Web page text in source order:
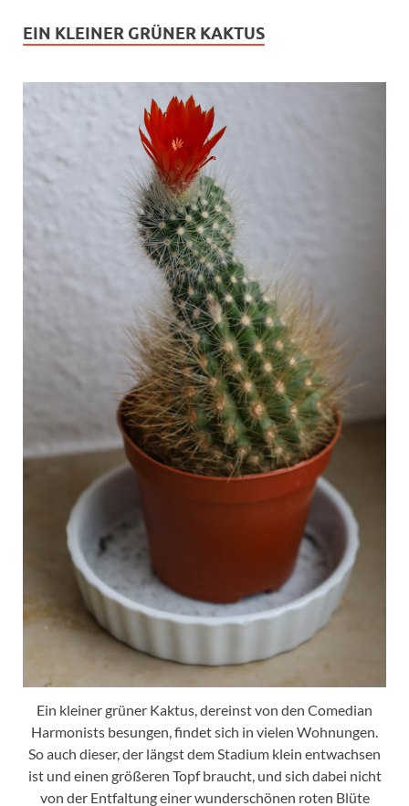
EIN KLEINER GRÜNER KAKTUS
Ein kleiner grüner Kaktus, dereinst von den Comedian
Harmonists besungen, findet sich in vielen Wohnungen.
So auch dieser, der längst dem Stadium klein entwachsen
ist und einen größeren Topf braucht, und sich dabei nicht
von der Entfaltung einer wunderschönen roten Blüte